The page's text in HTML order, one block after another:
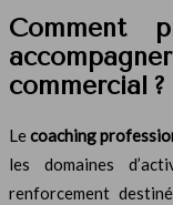
Comment
commercial ?
Lecoaching
les domaines
renforcement